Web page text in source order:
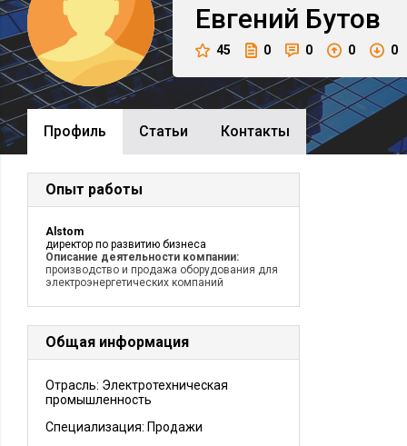
Евгений Бутов
45 0 0 0 0
Профиль Cтатьи Контакты
Опыт работы
Alstom
директор по развитию бизнеса
Описание деятельности компании:
производство и продажа оборудования для
электроэнергетических компаний
Общая информация
Отрасль: Электротехническая
промышленность
Специализация: Продажи